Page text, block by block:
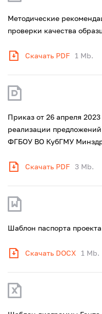
Методические
проверки качества
Скачать PDF 1 Mb.
Приказ от 26 апреля
реализации
ФГБОУ ВО КубГМУ
Скачать PDF 3 Mb.
Шаблон паспорта проекта
Скачать DOCX 1 Mb.